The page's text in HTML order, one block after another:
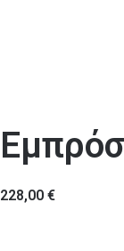
228,00 €